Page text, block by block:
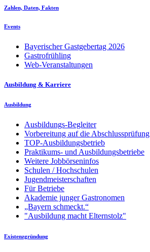
Zahlen, Daten, Fakten
Events
Bayerischer Gastgebertag 2026
Gastrofrühling
Web-Veranstaltungen
Ausbildung & Karriere
Ausbildung
Ausbildungs-Begleiter
Vorbereitung auf die Abschlussprüfung
TOP-Ausbildungsbetrieb
Praktikums- und Ausbildungsbetriebe
Weitere Jobbörseninfos
Schulen / Hochschulen
Jugendmeisterschaften
Für Betriebe
Akademie junger Gastronomen
„Bayern schmeckt.“
"Ausbildung macht Elternstolz"
Existenzgründung